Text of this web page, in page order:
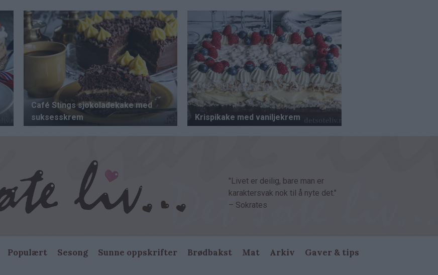
"Livet er deilig, bare man er
karaktersvak nok til å nyte det."
– Sokrates
Populært Sesong Sunne oppskrifter Brødbakst Mat Arkiv Gaver & tips